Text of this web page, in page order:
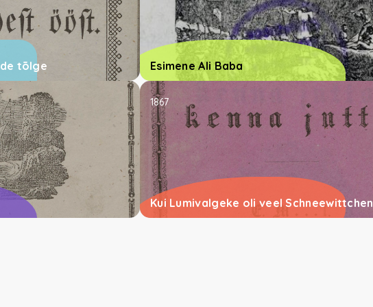
tõlge Esimene Ali Baba
Kui Lumivalgeke oli veel Schneewittchen
1867